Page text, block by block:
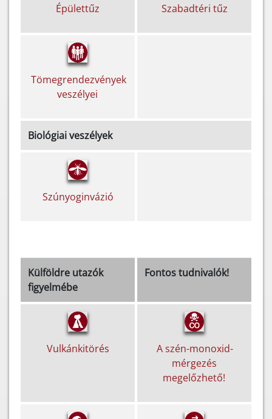
Épülettűz Szabadtéri tűz
Tömegrendezvények
veszélyei
Biológiai veszélyek
Szúnyoginvázió
Külföldre utazók
figyelmébe
Fontos tudnivalók!
Vulkánkitörés
A szén-monoxid-
mérgezés
megelőzhető!